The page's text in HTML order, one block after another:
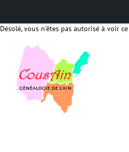
Désolé, vous n'êtes pas autorisé à voir